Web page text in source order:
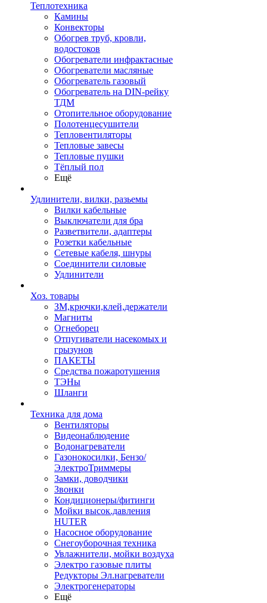
Теплотехника
Камины
Конвекторы
Обогрев труб, кровли,
водостоков
Обогреватели инфрактасные
Обогреватели масляные
Обогреватель газовый
Обогреватель на DIN-рейку
ТДМ
Отопительное оборудование
Полотенцесушители
Тепловентиляторы
Тепловые завесы
Тепловые пушки
Тёплый пол
Ещё
Удлинители, вилки, разьемы
Вилки кабельные
Выключатели для бра
Разветвители, адаптеры
Розетки кабельные
Сетевые кабеля, шнуры
Соединители силовые
Удлинители
Хоз. товары
ЗМ,крючки,клей,держатели
Магниты
Огнеборец
Отпугиватели насекомых и
грызунов
ПАКЕТЫ
Средства пожаротушения
ТЭНы
Шланги
Техника для дома
Вентиляторы
Видеонаблюдение
Водонагреватели
Газонокосилки, Бензо/
ЭлектроТриммеры
Замки, доводчики
Звонки
Кондиционеры/фитинги
Мойки высок.давления
HUTER
Насосное оборудование
Снегоуборочная техника
Увлажнители, мойки воздуха
Электро газовые плиты
Редукторы Эл.нагреватели
Электрогенераторы
Ещё